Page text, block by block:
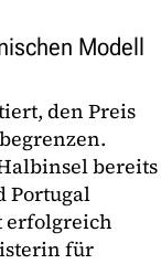
Modell
den Preis
bereits
Portugal
erfolgreich
für